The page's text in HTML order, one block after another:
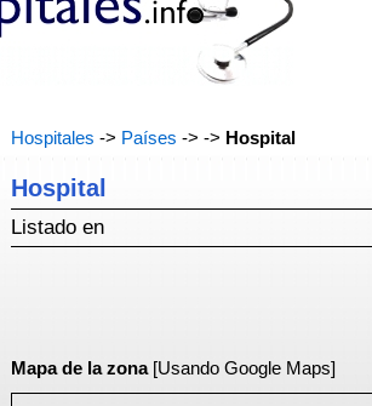
Hospitales -> Países -> -> Hospital
Hospital
Listado en
Mapa de la zona[Usando Google Maps]